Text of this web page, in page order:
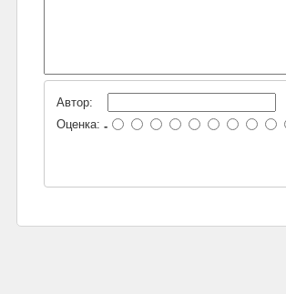
Автор:
Оценка: -